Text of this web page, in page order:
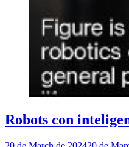
Robots con